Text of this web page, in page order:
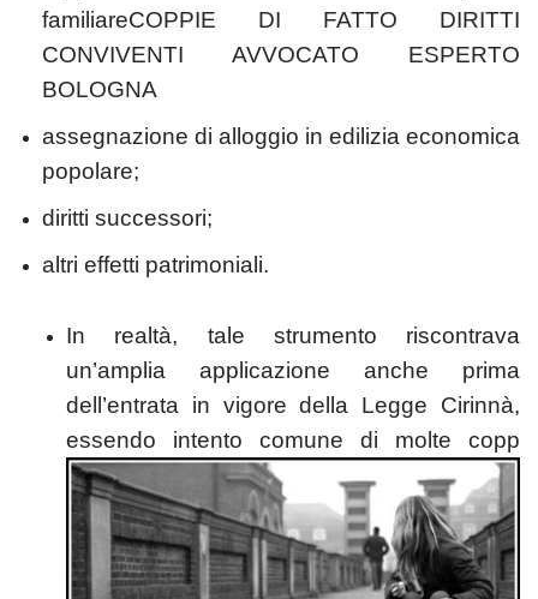
familiareCOPPIE DI FATTO DIRITTI
CONVIVENTI AVVOCATO ESPERTO
BOLOGNA
assegnazione di alloggio in edilizia economica
popolare;
diritti successori;
altri effetti patrimoniali.
In realtà, tale strumento riscontrava
un’amplia applicazione anche prima
dell’entrata in vigore della Legge Cirinnà,
essendo intento comune di molte copp